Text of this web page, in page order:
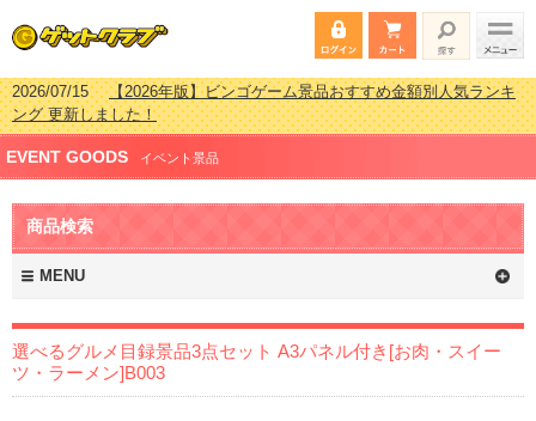
2026/07/15【2026年版】ビンゴゲーム景品おすすめ金額別人気ランキ
ング 更新しました！
2026/04/03【2026年版】ゴルフコンペ景品 3000円未満［2000円～
2999円編］もらってうれしい人気ラ…
2026/02/16【2026年版】結婚式の二次会で貰って嬉しい景品とは？ 更
新しました！
2026/02/03
2999円編］もらってうれしい人気ラ…
EVENT GOODS イベント景品
商品検索
MENU
選べるグルメ目録景品3点セット A3パネル付き[お肉・スイー
ツ・ラーメン]B003